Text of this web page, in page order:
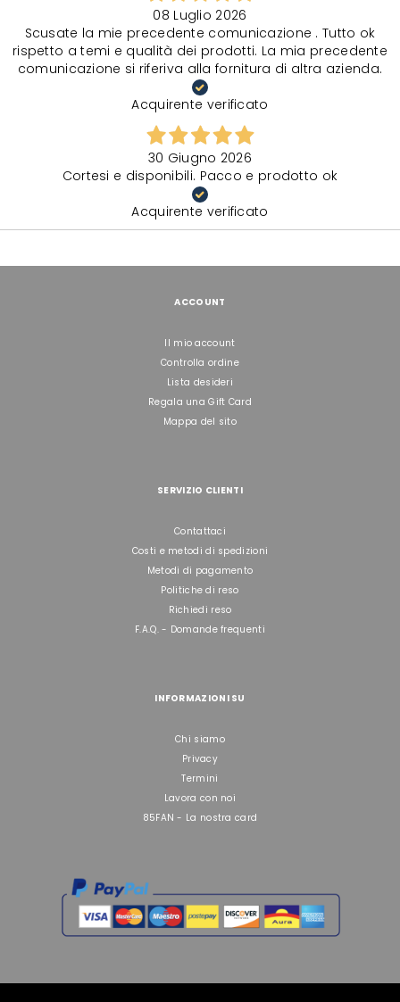
08 Luglio 2026
Scusate la mie precedente comunicazione . Tutto ok
rispetto a temi e qualità dei prodotti. La mia precedente
comunicazione si riferiva alla fornitura di altra azienda.
Acquirente verificato
30 Giugno 2026
Cortesi e disponibili. Pacco e prodotto ok
Acquirente verificato
ACCOUNT
Il mio account
Controlla ordine
Lista desideri
Regala una Gift Card
Mappa del sito
SERVIZIO CLIENTI
Contattaci
Costi e metodi di spedizioni
Metodi di pagamento
Politiche di reso
Richiedi reso
F.A.Q. - Domande frequenti
INFORMAZIONI SU
Chi siamo
Privacy
Termini
Lavora con noi
85FAN - La nostra card